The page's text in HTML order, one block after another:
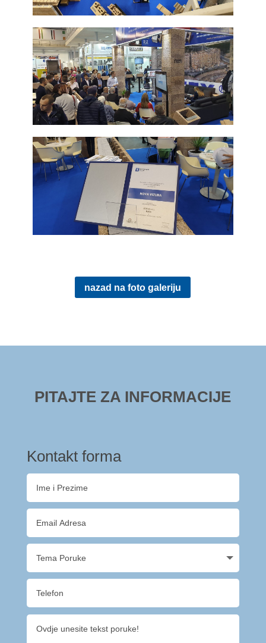
nazad na foto galeriju
PITAJTE ZA INFORMACIJE
Kontakt forma